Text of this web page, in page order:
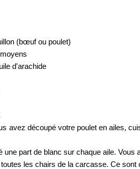
(bœuf ou poulet)
d'arachide
avez découpé votre poulet en ailes,
une part de blanc sur chaque aile.
les chairs de la carcasse. Ce